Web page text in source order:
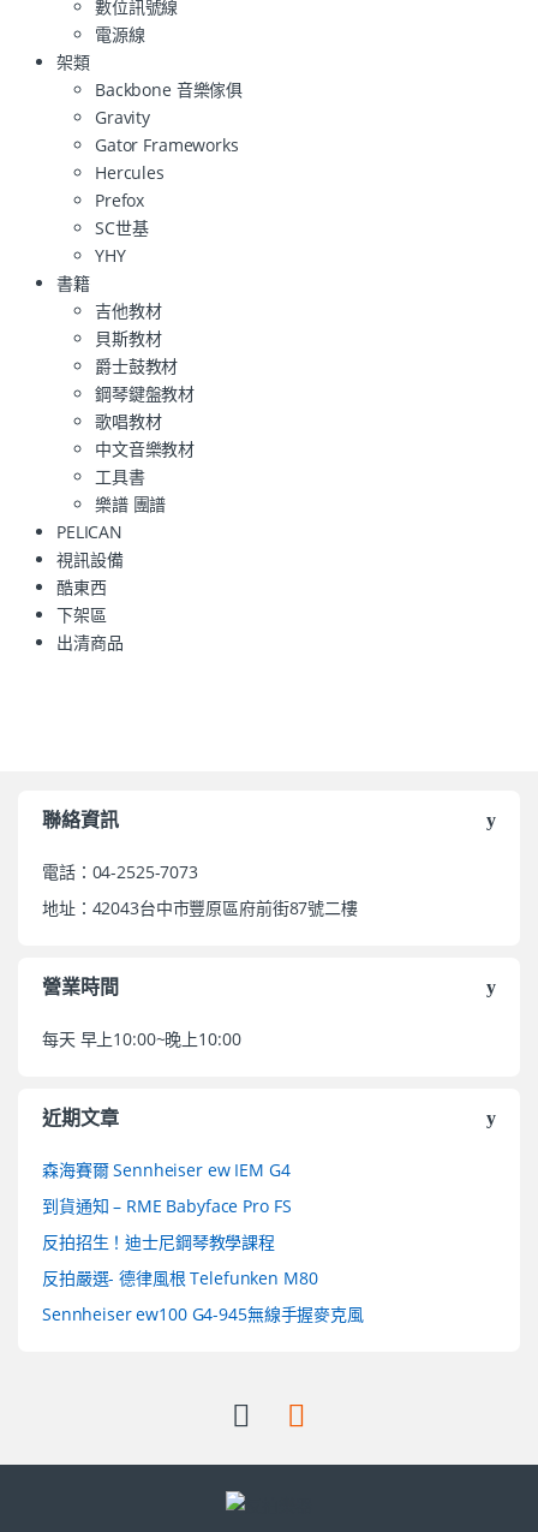
數位訊號線
電源線
架類
Backbone 音樂傢俱
Gravity
Gator Frameworks
Hercules
Prefox
SC世基
YHY
書籍
吉他教材
貝斯教材
爵士鼓教材
鋼琴鍵盤教材
歌唱教材
中文音樂教材
工具書
樂譜 團譜
PELICAN
視訊設備
酷東西
下架區
出清商品
聯絡資訊
電話：04-2525-7073
地址：42043台中市豐原區府前街87號二樓
營業時間
每天 早上10:00~晚上10:00
近期文章
森海賽爾 Sennheiser ew IEM G4
到貨通知 – RME Babyface Pro FS
反拍招生！迪士尼鋼琴教學課程
反拍嚴選- 德律風根 Telefunken M80
Sennheiser ew100 G4-945無線手握麥克風